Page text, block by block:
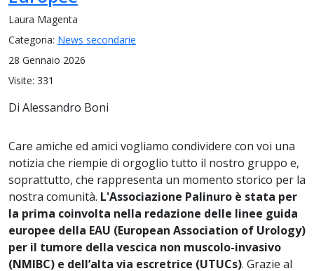
Laura Magenta
Categoria: News secondarie
28 Gennaio 2026
Visite: 331
Di Alessandro Boni
Care amiche ed amici vogliamo condividere con voi una
notizia che riempie di orgoglio tutto il nostro gruppo e,
soprattutto, che rappresenta un momento storico per la
nostra comunità. L'Associazione Palinuro è stata per
la prima coinvolta nella redazione delle linee guida
europee della EAU (European Association of Urology)
per il tumore della vescica non muscolo-invasivo
(NMIBC) e dell’alta via escretrice (UTUCs). Grazie al